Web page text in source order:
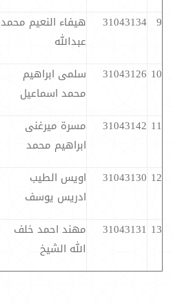
9
31043134
هيفاء النعيم محمد
عبدالله
10
31043126
سلمى ابراهيم
محمد اسماعيل
11
31043142
مسرة ميرغنى
ابراهيم محمد
12
31043130
اويس الطيب
ادريس يوسف
13
31043131
مهند احمد خلف
الله الشيخ